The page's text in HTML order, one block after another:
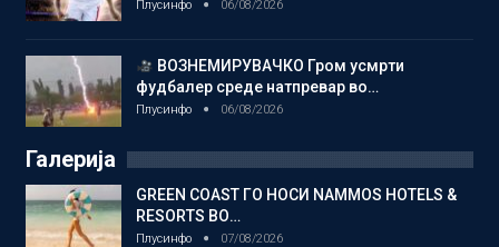
Плусинфо 06/08/2026
ВОЗНЕМИРУВАЧКО Гром усмрти
фудбалер среде натпревар во…
Плусинфо 06/08/2026
Галерија
GREEN COAST ГО НОСИ NAMMOS HOTELS &
RESORTS ВО…
Плусинфо 07/08/2026